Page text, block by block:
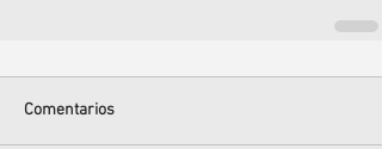
Comentarios